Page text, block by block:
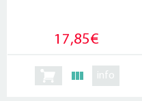
17,85€
info